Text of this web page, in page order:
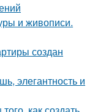
и живописи.
создан
элегантность и